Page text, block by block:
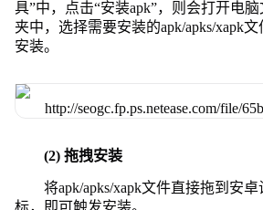
具”中，点击“安装apk”，则会打开电
夹中，选择需要安装的apk/apks/xapk
安装。
(2) 拖拽安装
将apk/apks/xapk文件直接拖到安
标，即可触发安装。